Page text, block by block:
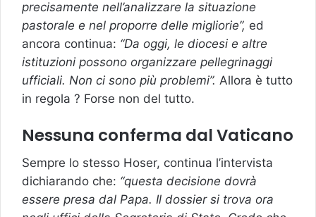
precisamente nell’analizzare la situazione
pastorale e nel proporre delle migliorie”, ed
ancora continua: “Da oggi, le diocesi e altre
istituzioni possono organizzare pellegrinaggi
ufficiali. Non ci sono più problemi”. Allora è tutto
in regola ? Forse non del tutto.
Nessuna conferma dal Vaticano
Sempre lo stesso Hoser, continua l’intervista
dichiarando che: “questa decisione dovrà
essere presa dal Papa. Il dossier si trova ora